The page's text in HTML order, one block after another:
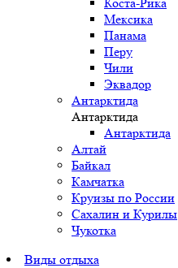
Мексика
Панама
Перу
Чили
Эквадор
Антарктида
Антарктида
Антарктида
Алтай
Байкал
Камчатка
Круизы по России
Сахалин и Курилы
Чукотка
Виды отдыха